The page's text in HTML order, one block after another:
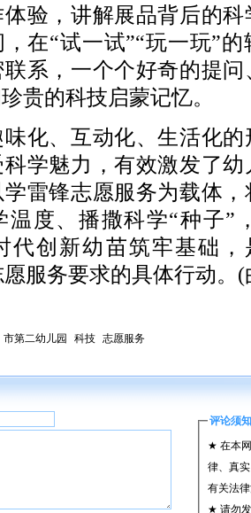
验，讲解展品背后的
在“试一试”“玩一玩”
系，一个个好奇的提
贵的科技启蒙记忆。
化、互动化、生活化
学魅力，有效激发了
雷锋志愿服务为载体
温度、播撒科学“种子”
代创新幼苗筑牢基础
愿服务要求的具体行动
市第二幼儿园 科技 志愿服务
评论须知
★ 在本
律、真
有关法
★ 请勿